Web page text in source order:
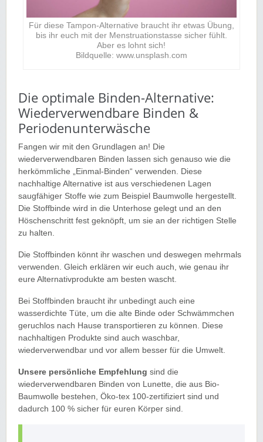
Für diese Tampon-Alternative braucht ihr etwas Übung,
bis ihr euch mit der Menstruationstasse sicher fühlt.
Aber es lohnt sich!
Bildquelle: www.unsplash.com
Die optimale Binden-Alternative:
Wiederverwendbare Binden &
Periodenunterwäsche
Fangen wir mit den Grundlagen an! Die
wiederverwendbaren Binden lassen sich genauso wie die
herkömmliche „Einmal-Binden“ verwenden. Diese
nachhaltige Alternative ist aus verschiedenen Lagen
saugfähiger Stoffe wie zum Beispiel Baumwolle hergestellt.
Die Stoffbinde wird in die Unterhose gelegt und an den
Höschenschritt fest geknöpft, um sie an der richtigen Stelle
zu halten.
Die Stoffbinden könnt ihr waschen und deswegen mehrmals
verwenden. Gleich erklären wir euch auch, wie genau ihr
eure Alternativprodukte am besten wascht.
Bei Stoffbinden braucht ihr unbedingt auch eine
wasserdichte Tüte, um die alte Binde oder Schwämmchen
geruchlos nach Hause transportieren zu können. Diese
nachhaltigen Produkte sind auch waschbar,
wiederverwendbar und vor allem besser für die Umwelt.
Unsere persönliche Empfehlung sind die
wiederverwendbaren Binden von Lunette, die aus Bio-
Baumwolle bestehen, Öko-tex 100-zertifiziert sind und
dadurch 100 % sicher für euren Körper sind.